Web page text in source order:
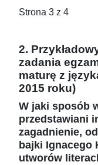
Strona 3 z 4
2.
zadania
maturę z
2015 roku)
W jaki sposób
przedstawiani
zagadnienie,
bajki Ignacego
utworów